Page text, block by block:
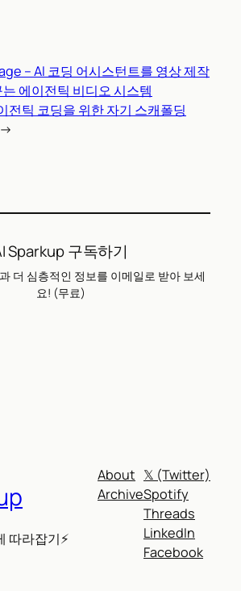
– AI 코딩 어시스턴트를 영상 제작
에이전틱 비디오 시스템
전틱 코딩을 위한 자기 스캐폴딩
→
Sparkup 구독하기
더 심층적인 정보를 이메일로 받아 보세
요! (무료)
따라잡기⚡
About
Archive
𝕏 (Twitter)
Spotify
Threads
LinkedIn
Facebook